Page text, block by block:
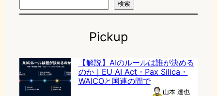
検索
Pickup
【解説】AIのルールは誰が決める
のか｜EU AI Act・Pax Silica・
WAICOと国連の間で
山本 達也